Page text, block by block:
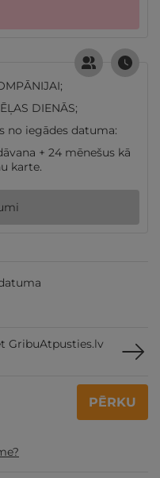
DIENĀS;
no iegādes datuma:
+ 24 mēnešus kā
karte.
GribuAtpusties.lv
PĒRKU